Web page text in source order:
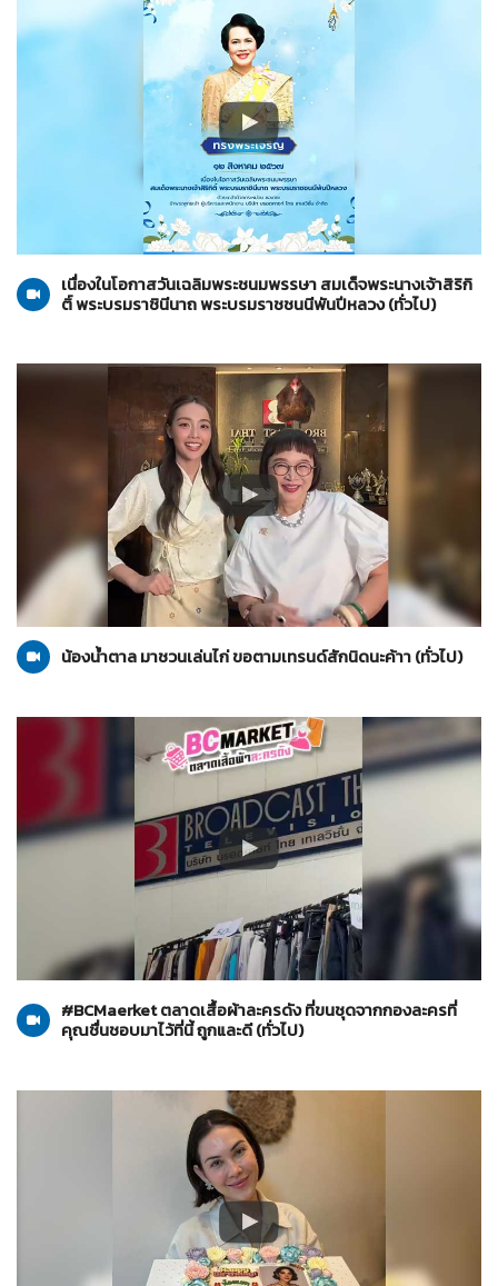
ทั่วไป
เนื่องในโอกาสวันเฉลิมพระชนมพรรษา สมเด็จพระนางเจ้าสิริกิ
ติ์ พระบรมราชินีนาถ พระบรมราชชนนีพันปีหลวง (ทั่วไป)
08-08-2567
ทั่วไป
น้องน้ำตาล มาชวนเล่นไก่ ขอตามเทรนด์สักนิดนะค้าา (ทั่วไป)
30-07-2567
ทั่วไป
#BCMaerket ตลาดเสื้อผ้าละครดัง ที่ขนชุดจากกองละครที่
คุณชื่นชอบมาไว้ที่นี้ ถูกและดี (ทั่วไป)